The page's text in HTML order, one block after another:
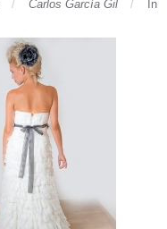
Carlos García Gil In